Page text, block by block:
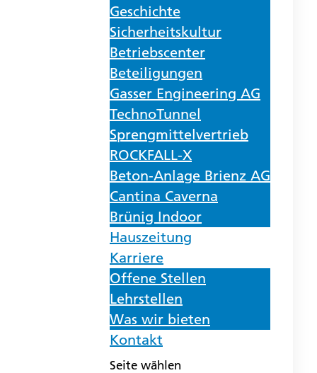
Geschichte
Sicherheitskultur
Betriebscenter
Beteiligungen
Gasser Engineering AG
TechnoTunnel
Sprengmittelvertrieb
ROCKFALL-X
Beton-Anlage Brienz AG
Cantina Caverna
Brünig Indoor
Hauszeitung
Karriere
Offene Stellen
Lehrstellen
Was wir bieten
Kontakt
Seite wählen